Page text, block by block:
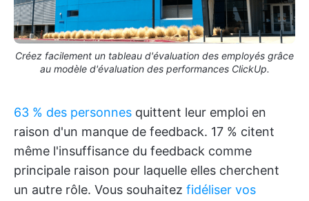
Créez facilement un tableau d'évaluation des employés grâce
au modèle d'évaluation des performances ClickUp.
63 % des personnes quittent leur emploi en
raison d'un manque de feedback. 17 % citent
même l'insuffisance du feedback comme
principale raison pour laquelle elles cherchent
un autre rôle. Vous souhaitez fidéliser vos